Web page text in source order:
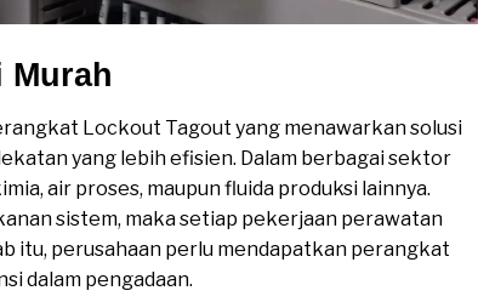
Murah
Lockout Tagout yang menawarkan solusi
yang lebih efisien. Dalam berbagai sektor
air proses, maupun fluida produksi lainnya.
sistem, maka setiap pekerjaan perawatan
itu, perusahaan perlu mendapatkan perangkat
dalam pengadaan.